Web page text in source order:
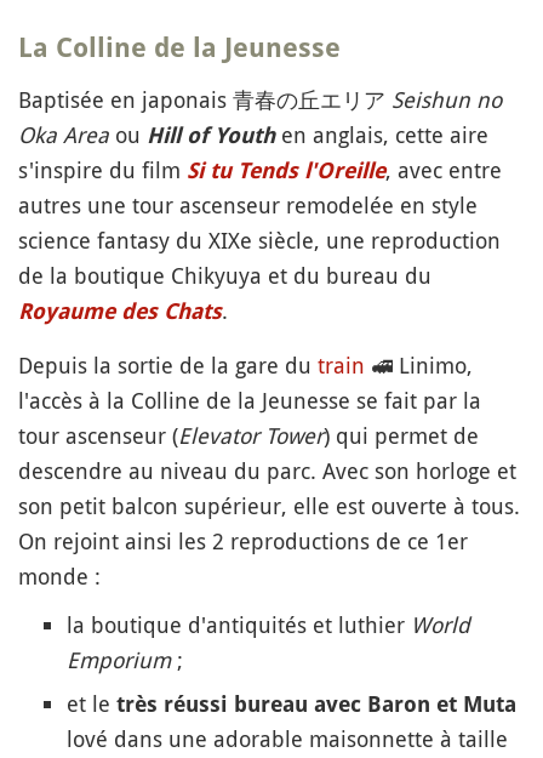
La Colline de la Jeunesse
Baptisée en japonais 青春の丘エリア Seishun no
Oka Area ou Hill of Youthen anglais, cette aire
s'inspire du film Si tu Tends l'Oreille, avec entre
autres une tour ascenseur remodelée en style
science fantasy du XIXe siècle, une reproduction
de la boutique Chikyuya et du bureau du
Royaume des Chats.
Depuis la sortie de la gare du train 🚅 Linimo,
l'accès à la Colline de la Jeunesse se fait par la
tour ascenseur (Elevator Tower) qui permet de
descendre au niveau du parc. Avec son horloge et
son petit balcon supérieur, elle est ouverte à tous.
On rejoint ainsi les 2 reproductions de ce 1er
monde :
la boutique d'antiquités et luthier World
Emporium;
et le très réussi bureau avec Baron et Muta
lové dans une adorable maisonnette à taille